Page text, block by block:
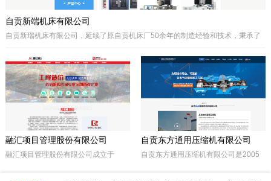
疏浚、水环境治理和水资源经营利用，
港口码头装卸与仓储、港口物流...
自贡新端机床有限公司
自贡新瑞机床有限公司，延续了原自贡机床厂50余年的制造经验和技术，秉承了
公司生产：Z系列摇臂钻床、Z系列立式钻床、ZLKV系列数控龙门加工中心、ZLK
系列数控龙门钻床、VMC、立式加工中心、成套孔系加工专用机床、钻攻生产线
等产品的设计、制造。产品广泛应用于模具、机械制造、汽车制造、航空、船
舶、轨道交通、铁塔、钢结构等工业制造及机械加工领域。
融汇项目管理股份有限公司
融汇项目管理股份有限公司成立于
自贡东方通用压缩机有限公司
自贡东方通用压缩机有限公司是2005